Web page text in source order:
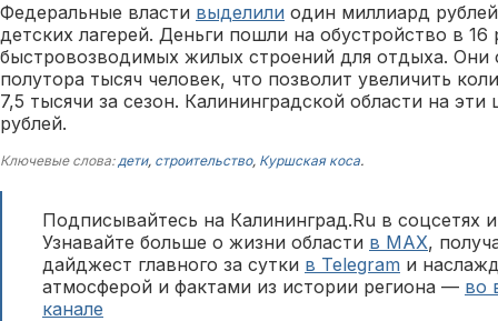
Федеральные власти выделили один миллиард
детских лагерей. Деньги пошли на обустройство в 16
быстровозводимых жилых строений для отдыха. Они
полутора тысяч человек, что позволит увеличить
7,5 тысячи за сезон. Калининградской области на
рублей.
Ключевые слова:дети, строительство, Куршская коса.
Подписывайтесь на Калининград.Ru в соцсетях
Узнавайте больше о жизни области в MAX,
дайджест главного за сутки в Telegram и
атмосферой и фактами из истории региона — во
канале